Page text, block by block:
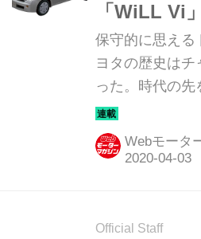
「WiLL Vi
ザインだっ
保守的に思える
ヨタの歴史はチ
った。時代の先
ら、一体どうし
なるクルマまで
を改めて俯瞰し
ャの馬車」!?
Webモータ
Official Staff